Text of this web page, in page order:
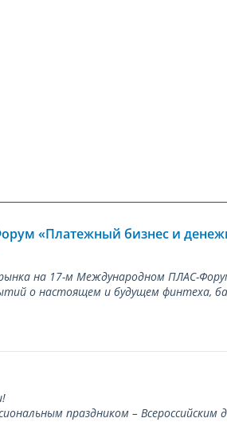
«Платежный бизнес и
на 17-м Международном ПЛАС-
о настоящем и будущем финтеха,
праздником – Всероссийским